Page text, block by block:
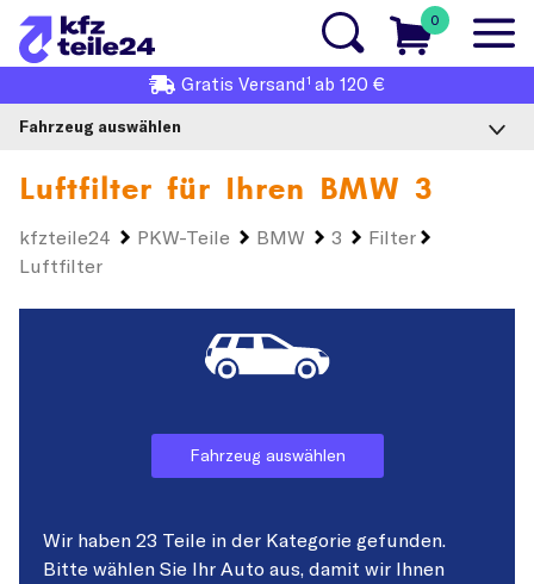
0
Gratis Versand1 ab 120 €
Fahrzeug auswählen
Luftfilter für Ihren BMW 3
kfzteile24 PKW-Teile BMW 3
Filter
Luftfilter
Fahrzeug auswählen
Wir haben 23 Teile in der Kategorie gefunden.
Bitte wählen Sie Ihr Auto aus, damit wir Ihnen